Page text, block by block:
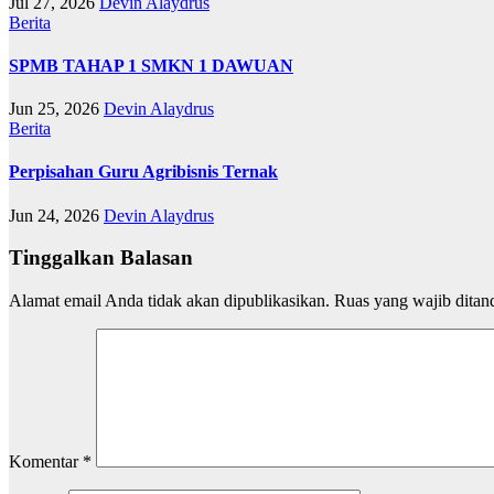
Berita
SPMB TAHAP 1 SMKN 1 DAWUAN
Jun 25, 2026 Devin Alaydrus
Berita
Perpisahan Guru Agribisnis Ternak
Jun 24, 2026 Devin Alaydrus
Tinggalkan Balasan
Alamat email Anda tidak akan dipublikasikan. Ruas yang wajib
Komentar *